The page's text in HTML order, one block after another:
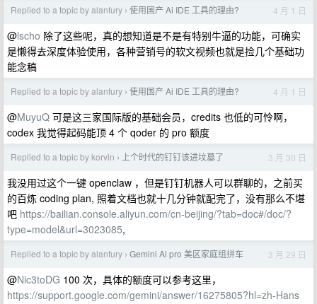
Replied to a topic by alanfury › 使用国产 Ai IDE 工具的理由? 4 月 1 日
@lscho 除了这些呢，真的想知道是不是有特别牛逼的功能，可确实
是懒得去深度体验使用，各种营销号的软文视频也就是捡几个基础功
能念稿
Replied to a topic by alanfury › 使用国产 Ai IDE 工具的理由? 4 月 1 日
@MuyuQ 可是这三家国际版的基础会员，credits 也低的可怜啊，
codex 我觉得起码能顶 4 个 qoder 的 pro 额度
Replied to a topic by korvin › 上个时代的钉钉该进坟墓了 3 月 30 日
我没用过这个一键 openclaw ，但是钉钉机器人可以群聊的，之前买
的百炼 coding plan, 照着文档也就十几分钟就配完了，没有那么不堪
吧 https://bailian.console.aliyun.com/cn-beijing/?tab=doc#/doc/?
type=model&url=3023085,
Replied to a topic by alanfury › Gemini Ai pro 美区家庭组拼车 3 月 29 日
@Nic3toDG 100 次，具体的额度可以参考这里，
https://support.google.com/gemini/answer/16275805?hl=zh-Hans